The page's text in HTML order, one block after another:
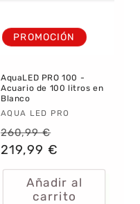
PROMOCIÓN
AquaLED PRO 100 -
Acuario de 100 litros en
Blanco
Proveedor:
AQUA LED PRO
Precio
habitual
260,99 €
oferta
219,99 €
Añadir al
carrito